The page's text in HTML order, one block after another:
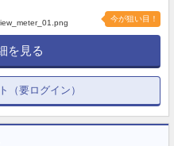
今が狙い目！
を見る
（要ログイン）